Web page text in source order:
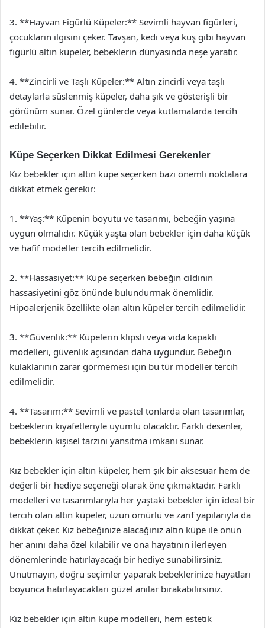
3. **Hayvan Figürlü Küpeler:** Sevimli hayvan figürleri,
çocukların ilgisini çeker. Tavşan, kedi veya kuş gibi hayvan
figürlü altın küpeler, bebeklerin dünyasında neşe yaratır.
4. **Zincirli ve Taşlı Küpeler:** Altın zincirli veya taşlı
detaylarla süslenmiş küpeler, daha şık ve gösterişli bir
görünüm sunar. Özel günlerde veya kutlamalarda tercih
edilebilir.
Küpe Seçerken Dikkat Edilmesi Gerekenler
Kız bebekler için altın küpe seçerken bazı önemli noktalara
dikkat etmek gerekir:
1. **Yaş:** Küpenin boyutu ve tasarımı, bebeğin yaşına
uygun olmalıdır. Küçük yaşta olan bebekler için daha küçük
ve hafif modeller tercih edilmelidir.
2. **Hassasiyet:** Küpe seçerken bebeğin cildinin
hassasiyetini göz önünde bulundurmak önemlidir.
Hipoalerjenik özellikte olan altın küpeler tercih edilmelidir.
3. **Güvenlik:** Küpelerin klipsli veya vida kapaklı
modelleri, güvenlik açısından daha uygundur. Bebeğin
kulaklarının zarar görmemesi için bu tür modeller tercih
edilmelidir.
4. **Tasarım:** Sevimli ve pastel tonlarda olan tasarımlar,
bebeklerin kıyafetleriyle uyumlu olacaktır. Farklı desenler,
bebeklerin kişisel tarzını yansıtma imkanı sunar.
Kız bebekler için altın küpeler, hem şık bir aksesuar hem de
değerli bir hediye seçeneği olarak öne çıkmaktadır. Farklı
modelleri ve tasarımlarıyla her yaştaki bebekler için ideal bir
tercih olan altın küpeler, uzun ömürlü ve zarif yapılarıyla da
dikkat çeker. Kız bebeğinize alacağınız altın küpe ile onun
her anını daha özel kılabilir ve ona hayatının ilerleyen
dönemlerinde hatırlayacağı bir hediye sunabilirsiniz.
Unutmayın, doğru seçimler yaparak bebeklerinize hayatları
boyunca hatırlayacakları güzel anılar bırakabilirsiniz.
Kız bebekler için altın küpe modelleri, hem estetik